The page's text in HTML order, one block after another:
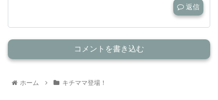
返信
コメントを書き込む
ホーム キチママ登場！